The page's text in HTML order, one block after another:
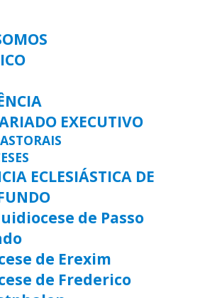
EXECUTIVO
ECLESIÁSTICA DE
de Passo
de Erexim
de Frederico